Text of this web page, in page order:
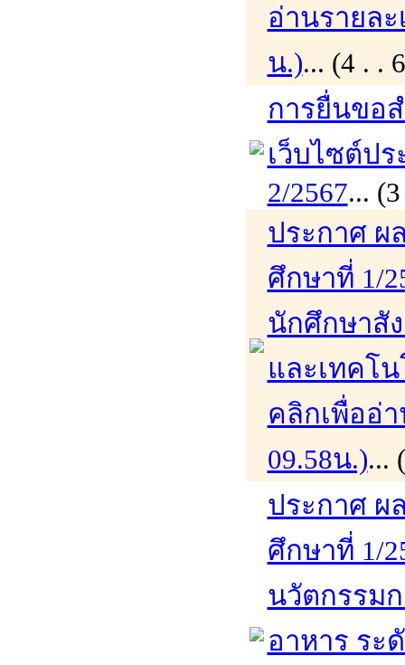
อ่านรายละ
น.)... (4 .
การยื่นขอ
เว็บไซต์ป
2/2567...
ประกาศ ผ
ศึกษาที่ 1/
นักศึกษาสั
และเทคโ
คลิกเพื่ออ่า
09.58น.)...
ประกาศ ผ
ศึกษาที่ 1/
นวัตกรรม
อาหาร ร